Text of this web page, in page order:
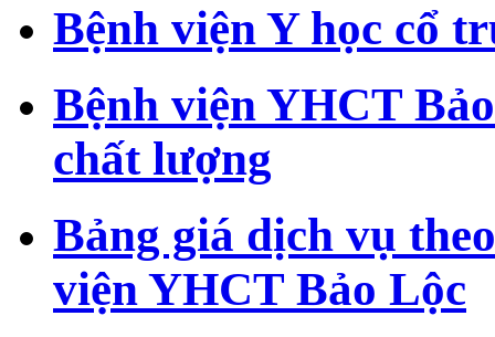
Bệnh viện Y học cổ
Bệnh viện YHCT
chất lượng
Bảng giá dịch vụ
viện YHCT Bảo Lộc